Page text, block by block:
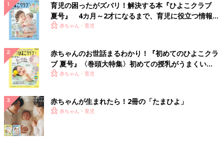
育児の困ったがズバリ！解決する本『ひよこクラブ
夏号』 4カ月～2才になるまで、育児に役立つ情報が
いっぱい！
赤ちゃん・育児
赤ちゃんのお世話まるわかり！『初めてのひよこクラ
ブ 夏号』〈巻頭大特集〉初めての授乳がうまくい
く！ おっぱい・ミルクの基本と夏のトラブル 解決テ
赤ちゃん・育児
赤ちゃんが生まれたら！2冊の「たまひよ」
赤ちゃん・育児